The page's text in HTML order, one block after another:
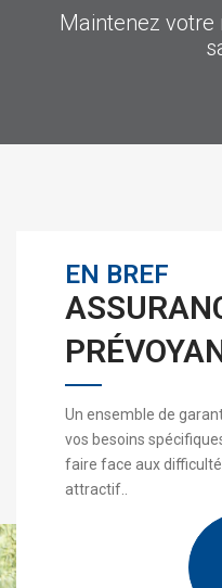
Maintenez votre
EN BREF
Un ensemble de
vos besoins
faire face aux
attractif..